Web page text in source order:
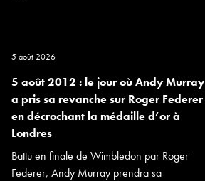
5 août 2026
5 août 2012 : le jour où Andy Murray
a pris sa revanche sur Roger Federer
en décrochant la médaille d’or à
Londres
Battu en finale de Wimbledon par Roger
Federer, Andy Murray prendra sa